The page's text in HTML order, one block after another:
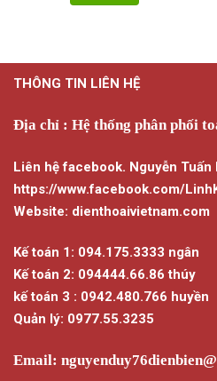
THÔNG TIN LIÊN HỆ
Địa chỉ : Hệ thống phân phối
Liên hệ facebook. Nguyễn Tuấn
https://www.facebook.com/
Website: dienthoaivietnam.com
Kế toán 1: 094.175.3333 ngân
Kế toán 2: 094444.66.86 thúy
kế toán 3 : 0942.480.766 huyền
Quản lý: 0977.55.3235
Email: